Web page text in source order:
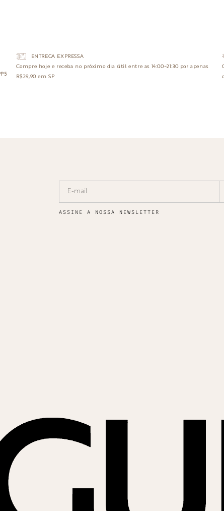
ENTREGA EXPRESSA
Compre hoje e receba no próximo dia útilentre as 14:00~21:30 por apenas
R$29,90 em SP
ASSINE A NOSSA NEWSLETTER